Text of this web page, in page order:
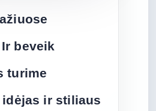
beveik
turime
ir stiliaus